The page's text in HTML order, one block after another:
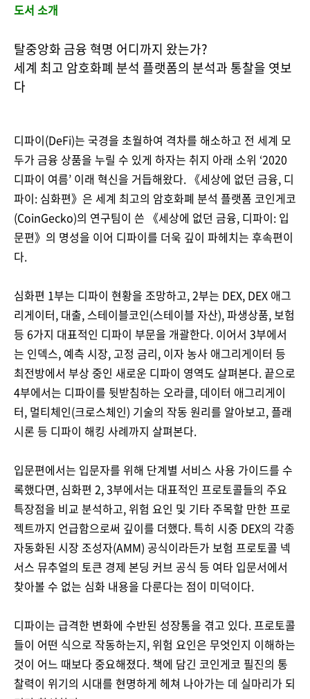
도서 소개
탈중앙화 금융 혁명 어디까지 왔는가?
세계 최고 암호화폐 분석 플랫폼의 분석과 통찰을 엿보
다
디파이(DeFi)는 국경을 초월하여 격차를 해소하고 전 세계 모
두가 금융 상품을 누릴 수 있게 하자는 취지 아래 소위 ‘2020
디파이 여름’ 이래 혁신을 거듭해왔다. 《세상에 없던 금융, 디
파이: 심화편》은 세계 최고의 암호화폐 분석 플랫폼 코인게코
(CoinGecko)의 연구팀이 쓴 《세상에 없던 금융, 디파이: 입
문편》의 명성을 이어 디파이를 더욱 깊이 파헤치는 후속편이
다.
심화편 1부는 디파이 현황을 조망하고, 2부는 DEX, DEX 애그
리게이터, 대출, 스테이블코인(스테이블 자산), 파생상품, 보험
등 6가지 대표적인 디파이 부문을 개괄한다. 이어서 3부에서
는 인덱스, 예측 시장, 고정 금리, 이자 농사 애그리게이터 등
최전방에서 부상 중인 새로운 디파이 영역도 살펴본다. 끝으로
4부에서는 디파이를 뒷받침하는 오라클, 데이터 애그리게이
터, 멀티체인(크로스체인) 기술의 작동 원리를 알아보고, 플래
시론 등 디파이 해킹 사례까지 살펴본다.
입문편에서는 입문자를 위해 단계별 서비스 사용 가이드를 수
록했다면, 심화편 2, 3부에서는 대표적인 프로토콜들의 주요
특장점을 비교 분석하고, 위험 요인 및 기타 주목할 만한 프로
젝트까지 언급함으로써 깊이를 더했다. 특히 시중 DEX의 각종
자동화된 시장 조성자(AMM) 공식이라든가 보험 프로토콜 넥
서스 뮤추얼의 토큰 경제 본딩 커브 공식 등 여타 입문서에서
찾아볼 수 없는 심화 내용을 다룬다는 점이 미덕이다.
디파이는 급격한 변화에 수반된 성장통을 겪고 있다. 프로토콜
들이 어떤 식으로 작동하는지, 위험 요인은 무엇인지 이해하는
것이 어느 때보다 중요해졌다. 책에 담긴 코인게코 필진의 통
찰력이 위기의 시대를 현명하게 헤쳐 나아가는 데 실마리가 되